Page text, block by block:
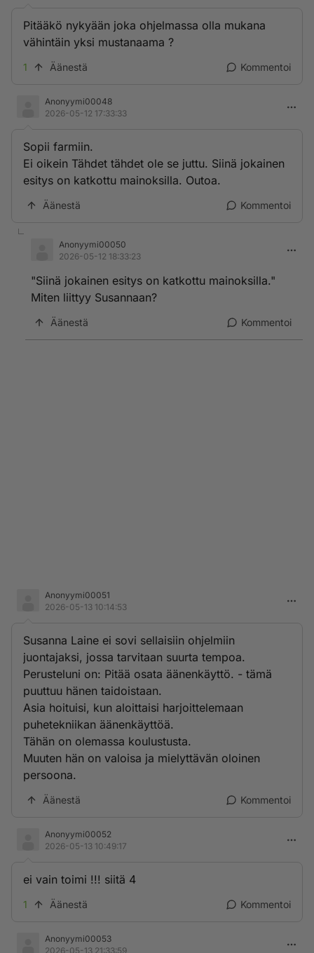
Pitääkö nykyään joka ohjelmassa olla mukana
vähintäin yksi mustanaama ?
1 Äänestä Kommentoi
Anonyymi00048
2026-05-12 17:33:33
Sopii farmiin.
Ei oikein Tähdet tähdet ole se juttu. Siinä jokainen
esitys on katkottu mainoksilla. Outoa.
Äänestä Kommentoi
Anonyymi00050
2026-05-12 18:33:23
"Siinä jokainen esitys on katkottu mainoksilla."
Miten liittyy Susannaan?
Äänestä Kommentoi
Anonyymi00051
2026-05-13 10:14:53
Susanna Laine ei sovi sellaisiin ohjelmiin
juontajaksi, jossa tarvitaan suurta tempoa.
Perusteluni on: Pitää osata äänenkäyttö. - tämä
puuttuu hänen taidoistaan.
Asia hoituisi, kun aloittaisi harjoittelemaan
puhetekniikan äänenkäyttöä.
Tähän on olemassa koulustusta.
Muuten hän on valoisa ja mielyttävän oloinen
persoona.
Äänestä Kommentoi
Anonyymi00052
2026-05-13 10:49:17
ei vain toimi !!! siitä 4
1 Äänestä Kommentoi
Anonyymi00053
2026-05-13 21:33:59